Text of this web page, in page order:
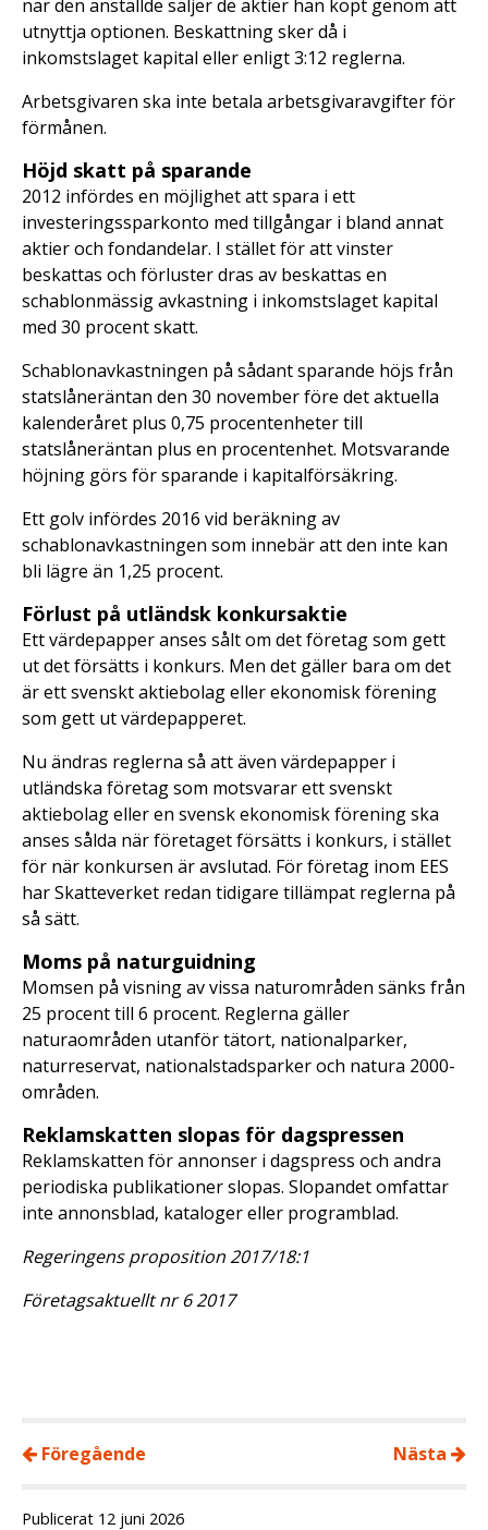
när den anställde säljer de aktier han köpt genom att
utnyttja optionen. Beskattning sker då i
inkomstslaget kapital eller enligt 3:12 reglerna.
Arbetsgivaren ska inte betala arbetsgivaravgifter för
förmånen.
Höjd skatt på sparande
2012 infördes en möjlighet att spara i ett
investeringssparkonto med tillgångar i bland annat
aktier och fondandelar. I stället för att vinster
beskattas och förluster dras av beskattas en
schablonmässig avkastning i inkomstslaget kapital
med 30 procent skatt.
Schablonavkastningen på sådant sparande höjs från
statslåneräntan den 30 november före det aktuella
kalenderåret plus 0,75 procentenheter till
statslåneräntan plus en procentenhet. Motsvarande
höjning görs för sparande i kapitalförsäkring.
Ett golv infördes 2016 vid beräkning av
schablonavkastningen som innebär att den inte kan
bli lägre än 1,25 procent.
Förlust på utländsk konkursaktie
Ett värdepapper anses sålt om det företag som gett
ut det försätts i konkurs. Men det gäller bara om det
är ett svenskt aktiebolag eller ekonomisk förening
som gett ut värdepapperet.
Nu ändras reglerna så att även värdepapper i
utländska företag som motsvarar ett svenskt
aktiebolag eller en svensk ekonomisk förening ska
anses sålda när företaget försätts i konkurs, i stället
för när konkursen är avslutad. För företag inom EES
har Skatteverket redan tidigare tillämpat reglerna på
så sätt.
Moms på naturguidning
Momsen på visning av vissa naturområden sänks från
25 procent till 6 procent. Reglerna gäller
naturaområden utanför tätort, nationalparker,
naturreservat, nationalstadsparker och natura 2000-
områden.
Reklamskatten slopas för dagspressen
Reklamskatten för annonser i dagspress och andra
periodiska publikationer slopas. Slopandet omfattar
inte annonsblad, kataloger eller programblad.
Regeringens proposition 2017/18:1
Företagsaktuellt nr 6 2017
Föregående Nästa
Publicerat 12 juni 2026